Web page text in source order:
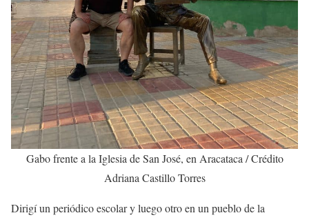
Gabo frente a la Iglesia de San José, en Aracataca / Crédito
Adriana Castillo Torres
Dirigí un periódico escolar y luego otro en un pueblo de la